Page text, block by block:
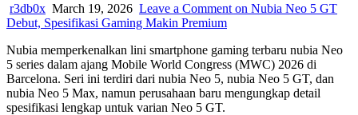
r3db0x March 19, 2026 Leave a Comment on Nubia Neo 5 GT
Debut, Spesifikasi Gaming Makin Premium
Nubia memperkenalkan lini smartphone gaming terbaru nubia Neo
5 series dalam ajang Mobile World Congress (MWC) 2026 di
Barcelona. Seri ini terdiri dari nubia Neo 5, nubia Neo 5 GT, dan
nubia Neo 5 Max, namun perusahaan baru mengungkap detail
spesifikasi lengkap untuk varian Neo 5 GT.